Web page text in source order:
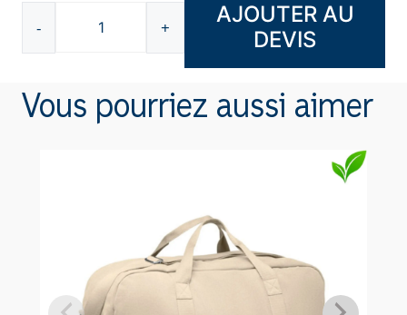
-
quantité
de
à
+
AJOUTER AU
DEVIS
Vous pourriez aussi aimer